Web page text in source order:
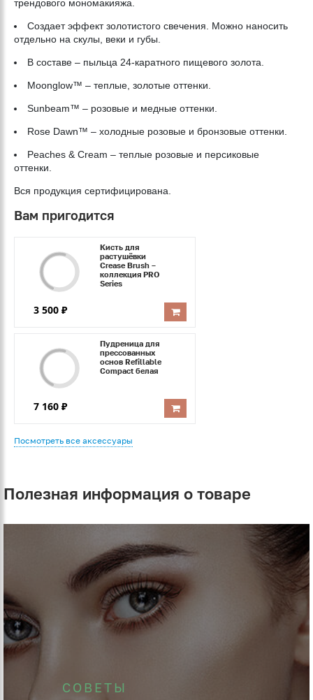
трендового мономакияжа.
Создает эффект золотистого свечения. Можно наносить
отдельно на скулы, веки и губы.
В составе – пыльца 24-каратного пищевого золота.
Moonglow™ – теплые, золотые оттенки.
Sunbeam™ – розовые и медные оттенки.
Rose Dawn™ – холодные розовые и бронзовые оттенки.
Peaches & Cream – теплые розовые и персиковые
оттенки.
Вся продукция сертифицирована.
Вам пригодится
Кисть для
растушёвки
Crease Brush –
коллекция PRO
Series
3 500 ₽
Пудреница для
прессованных
основ Refillable
Compact белая
7 160 ₽
Посмотреть все аксессуары
Полезная информация о товаре
СОВЕТЫ